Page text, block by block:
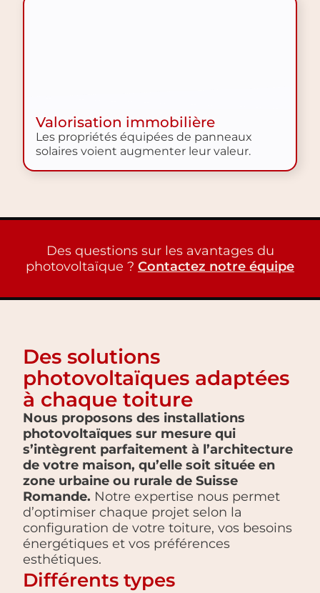
Valorisation immobilière
Les propriétés équipées de panneaux
solaires voient augmenter leur valeur.
Des questions sur les avantages du
photovoltaïque ? Contactez notre équipe
Des solutions
photovoltaïques adaptées
à chaque toiture
Nous proposons des installations
photovoltaïques sur mesure qui
s’intègrent parfaitement à l’architecture
de votre maison, qu’elle soit située en
zone urbaine ou rurale de Suisse
Romande. Notre expertise nous permet
d’optimiser chaque projet selon la
configuration de votre toiture, vos besoins
énergétiques et vos préférences
esthétiques.
Différents types